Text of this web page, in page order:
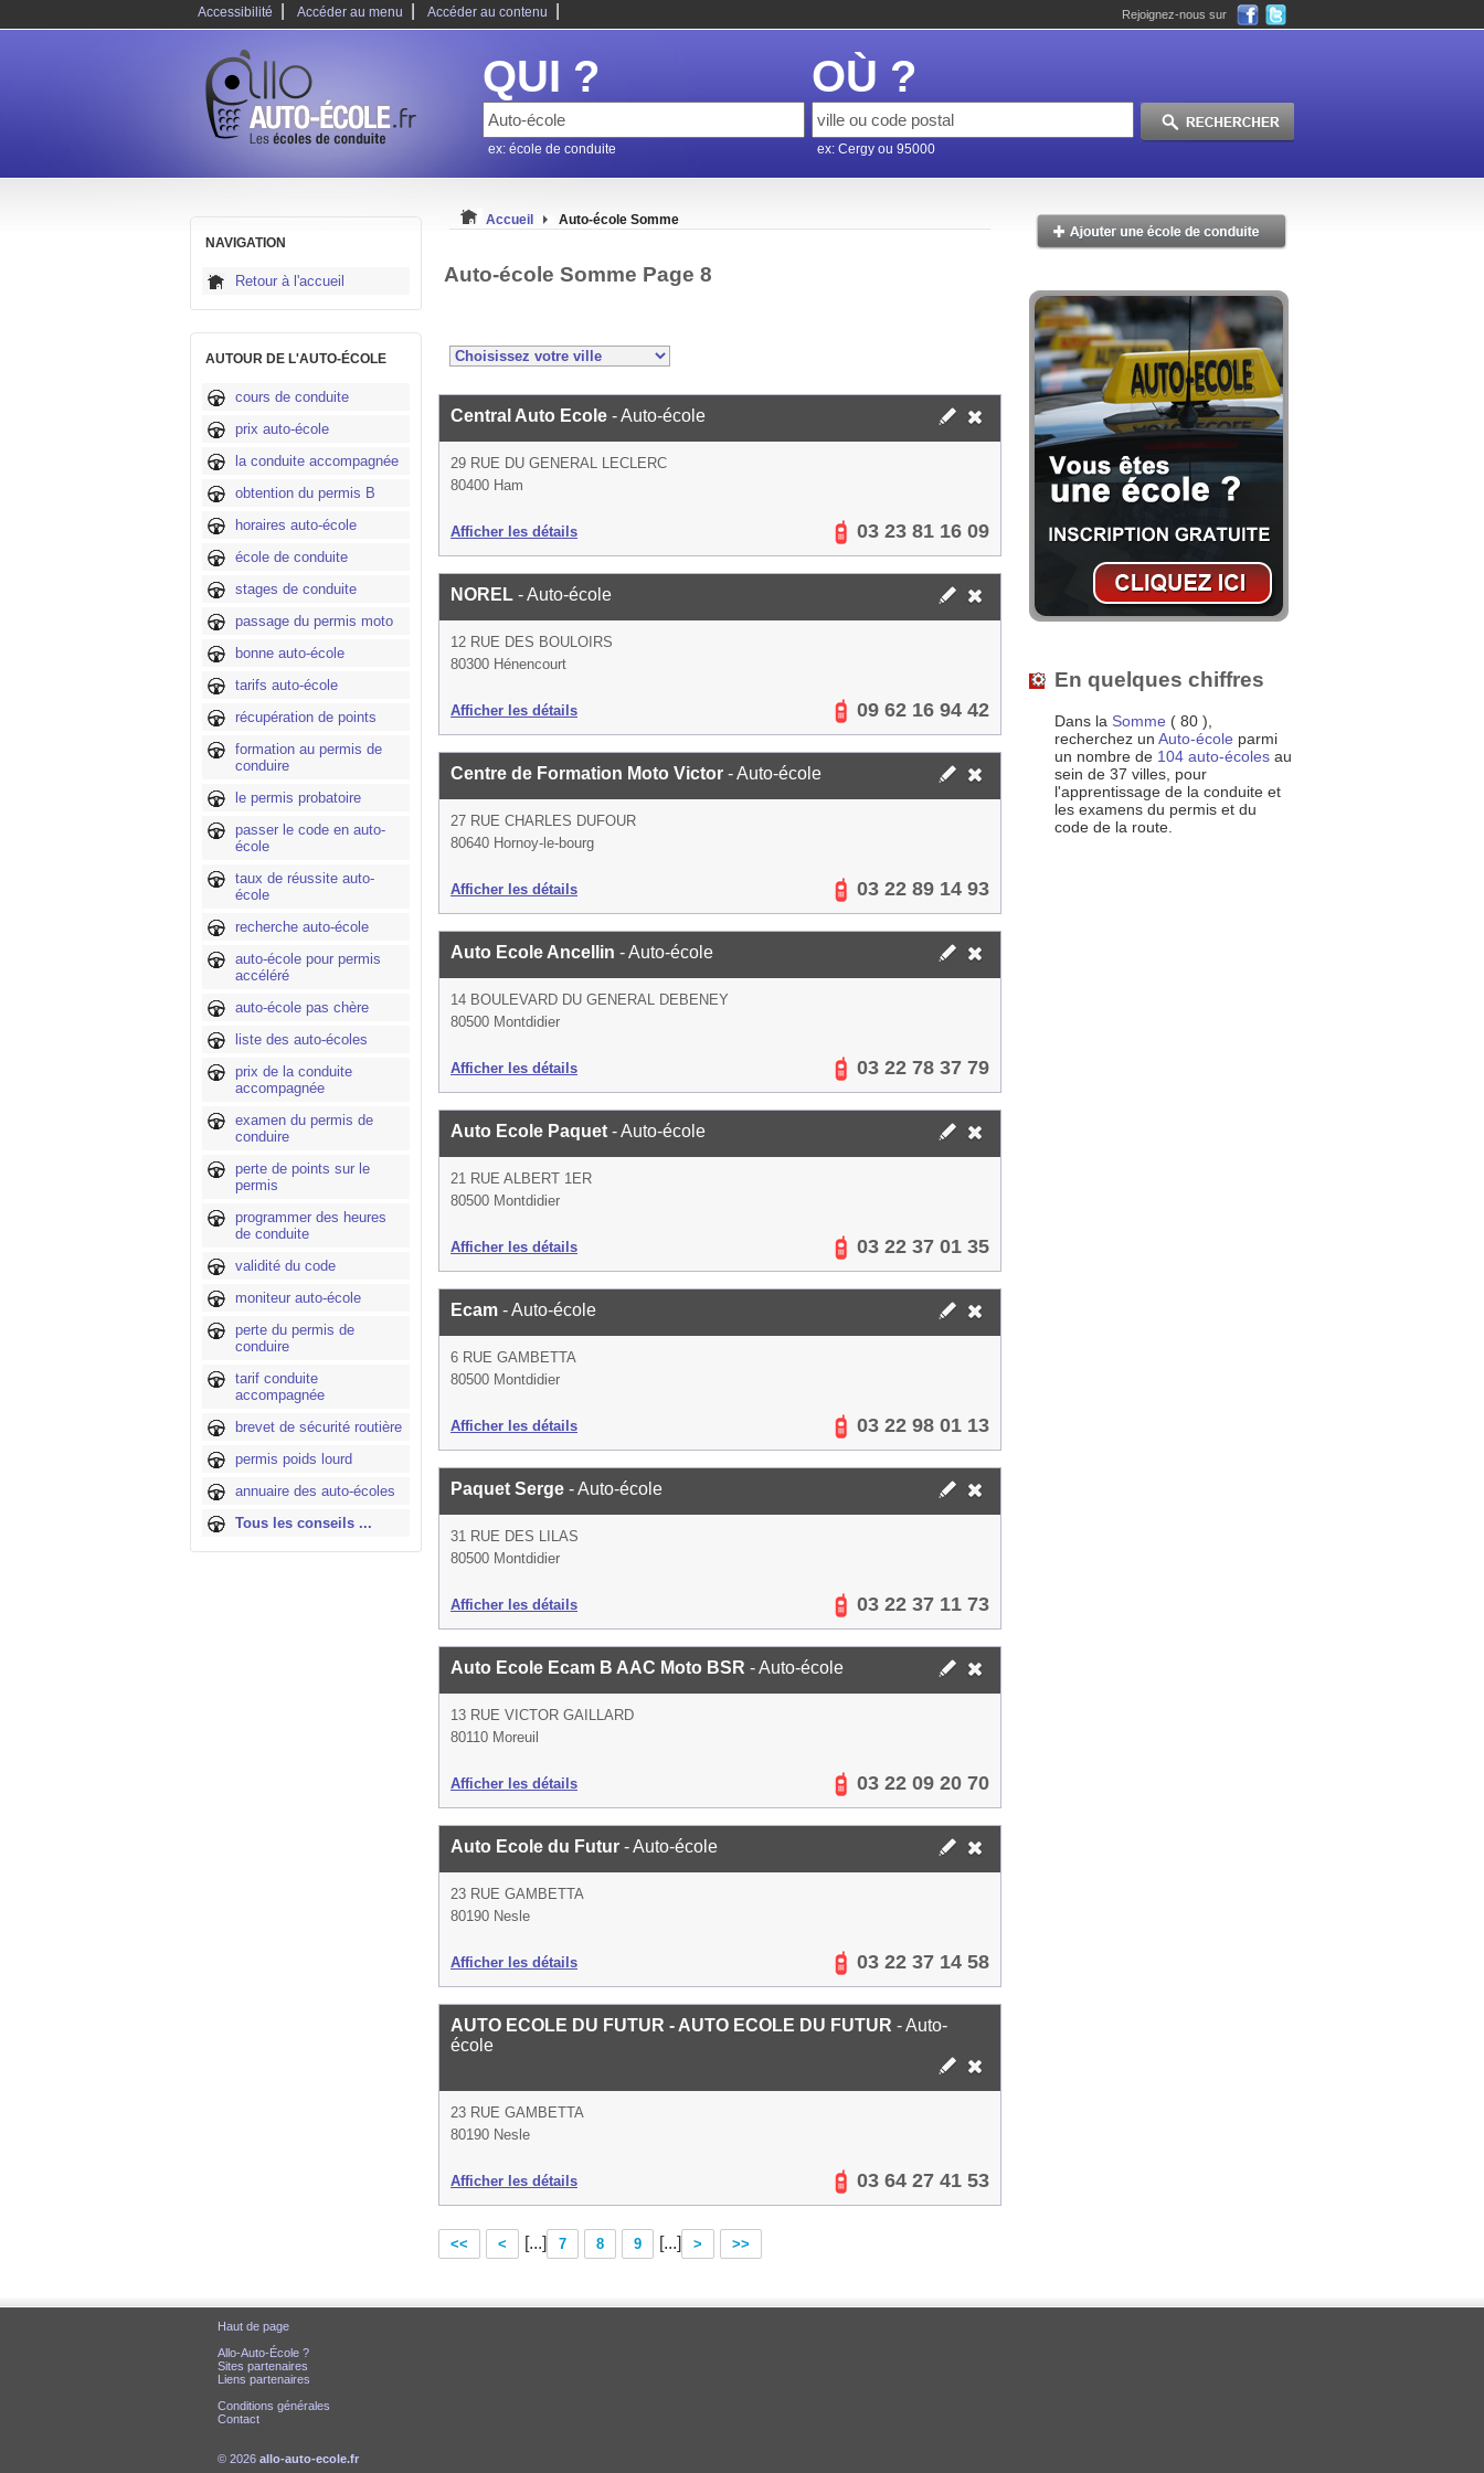
Accessibilité Accéder au menu Accéder au contenu Rejoignez-nous sur
QUI ?
ex: école de conduite
OÙ ?
ex: Cergy ou 95000
NAVIGATION
Retour à l'accueil
AUTOUR DE L'AUTO-ÉCOLE
cours de conduite
prix auto-école
la conduite accompagnée
obtention du permis B
horaires auto-école
école de conduite
stages de conduite
passage du permis moto
bonne auto-école
tarifs auto-école
récupération de points
formation au permis de
conduire
le permis probatoire
passer le code en auto-
école
taux de réussite auto-
école
recherche auto-école
auto-école pour permis
accéléré
auto-école pas chère
liste des auto-écoles
prix de la conduite
accompagnée
examen du permis de
conduire
perte de points sur le
permis
programmer des heures
de conduite
validité du code
moniteur auto-école
perte du permis de
conduire
tarif conduite
accompagnée
brevet de sécurité routière
permis poids lourd
annuaire des auto-écoles
Tous les conseils ...
Accueil Auto-école Somme
Auto-école Somme Page 8
Central Auto Ecole - Auto-école
29 RUE DU GENERAL LECLERC
80400 Ham
Afficher les détails 03 23 81 16 09
NOREL - Auto-école
12 RUE DES BOULOIRS
80300 Hénencourt
Afficher les détails 09 62 16 94 42
Centre de Formation Moto Victor - Auto-école
27 RUE CHARLES DUFOUR
80640 Hornoy-le-bourg
Afficher les détails 03 22 89 14 93
Auto Ecole Ancellin - Auto-école
14 BOULEVARD DU GENERAL DEBENEY
80500 Montdidier
Afficher les détails 03 22 78 37 79
Auto Ecole Paquet - Auto-école
21 RUE ALBERT 1ER
80500 Montdidier
Afficher les détails 03 22 37 01 35
Ecam - Auto-école
6 RUE GAMBETTA
80500 Montdidier
Afficher les détails 03 22 98 01 13
Paquet Serge - Auto-école
31 RUE DES LILAS
80500 Montdidier
Afficher les détails 03 22 37 11 73
Auto Ecole Ecam B AAC Moto BSR - Auto-école
13 RUE VICTOR GAILLARD
80110 Moreuil
Afficher les détails 03 22 09 20 70
Auto Ecole du Futur - Auto-école
23 RUE GAMBETTA
80190 Nesle
Afficher les détails 03 22 37 14 58
AUTO ECOLE DU FUTUR - AUTO ECOLE DU FUTUR - Auto-
école
23 RUE GAMBETTA
80190 Nesle
Afficher les détails 03 64 27 41 53
<< < [...] 7 8 9 [...] > >>
En quelques chiffres
Dans la Somme ( 80 ),
recherchez un Auto-école parmi
un nombre de 104 auto-écoles au
sein de 37 villes, pour
l'apprentissage de la conduite et
les examens du permis et du
code de la route.
Haut de page
Allo-Auto-École ?
Sites partenaires
Liens partenaires
Conditions générales
Contact
© 2026 allo-auto-ecole.fr